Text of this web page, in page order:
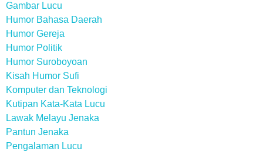
Gambar Lucu
Humor Bahasa Daerah
Humor Gereja
Humor Politik
Humor Suroboyoan
Kisah Humor Sufi
Komputer dan Teknologi
Kutipan Kata-Kata Lucu
Lawak Melayu Jenaka
Pantun Jenaka
Pengalaman Lucu